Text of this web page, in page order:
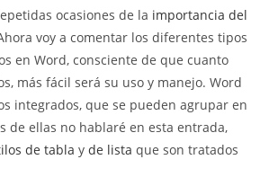
entrada:ocasiones de la importancia del
voy a comentar los diferentes tipos
en Word, consciente de que cuanto
más fácil será su uso y manejo. Word
integrados, que se pueden agrupar en
de ellas no hablaré en esta entrada,
de tabla yde lista que son tratados